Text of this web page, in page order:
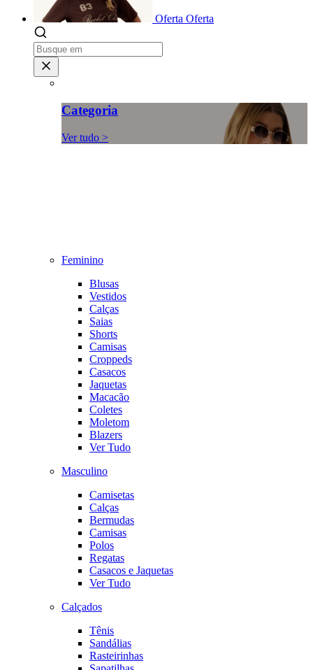
Oferta Oferta
Categoria
Ver tudo >
Feminino
Blusas
Vestidos
Calças
Saias
Shorts
Camisas
Croppeds
Casacos
Jaquetas
Macacão
Coletes
Moletom
Blazers
Ver Tudo
Masculino
Camisetas
Calças
Bermudas
Camisas
Polos
Regatas
Casacos e Jaquetas
Ver Tudo
Calçados
Tênis
Sandálias
Rasteirinhas